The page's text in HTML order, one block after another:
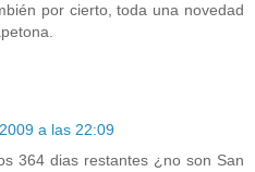
por cierto, toda una novedad
a las 22:09
364 dias restantes ¿no son San